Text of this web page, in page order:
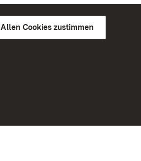
Allen Cookies zustimmen